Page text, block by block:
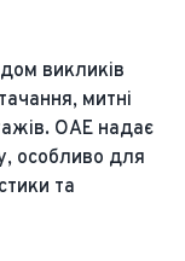
викликів
митні
ОАЕ надає
особливо для
та